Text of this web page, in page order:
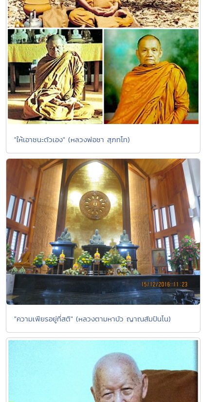
"ให้เอาชนะตัวเอง" (หลวงพ่อชา สุภทโท)
"ความเพียรอยู่ที่สติ" (หลวงตามหาบัว ญาณสัมปันโน)